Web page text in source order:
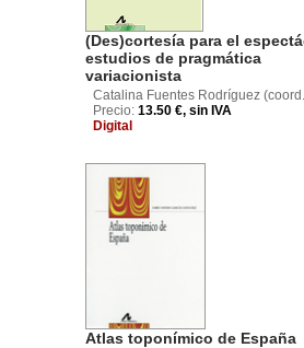
(Des)cortesía para el
estudios de pragmática
variacionista
Catalina Fuentes Rodríguez
Precio: 13.50 €, sin IVA
Digital
Atlas toponímico de España